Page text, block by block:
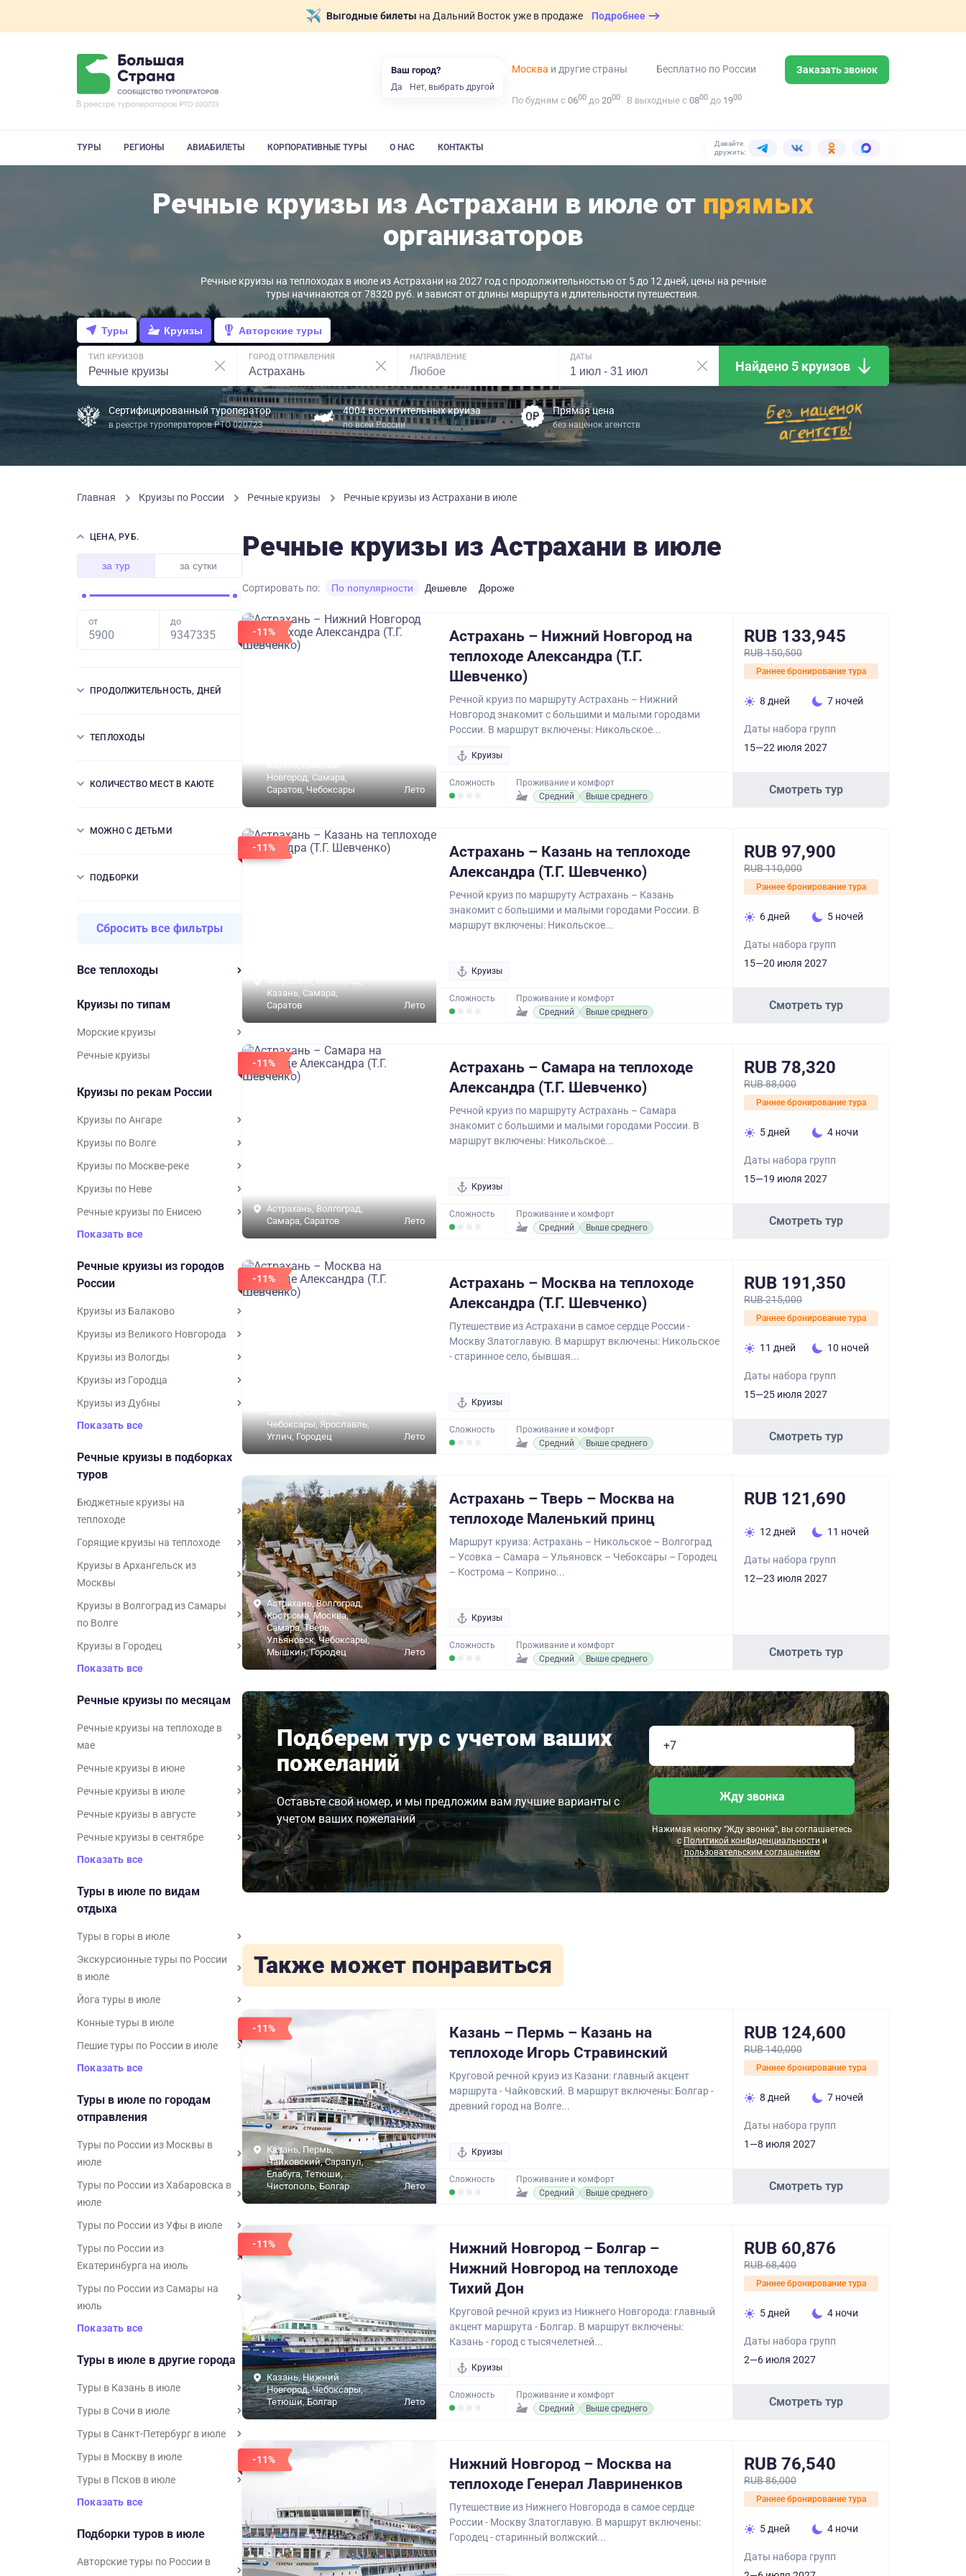
Выгодные билеты на Дальний Восток уже в продаже Подробнее
Москва и другие страны Бесплатно по России Заказать звонок
По будням с 0600 до 2000 В выходные с 0800 до 1900
ТУРЫ РЕГИОНЫ АВИАБИЛЕТЫ КОРПОРАТИВНЫЕ ТУРЫ О НАС КОНТАКТЫ
Давайте
дружить:
Речные круизы из Астрахани в июле от прямых
организаторов
Речные круизы на теплоходах в июле из Астрахани на 2027 год с продолжительностью от 5 до 12 дней, цены на речные
туры начинаются от 78320 руб. и зависят от длины маршрута и длительности путешествия.
Туры Круизы Авторские туры
ТИП КРУИЗОВ ГОРОД ОТПРАВЛЕНИЯ НАПРАВЛЕНИЕ ДАТЫ
Найдено 5 круизов
Сертифицированный туроператор
в реестре туроператоров РТО 020723
4004 восхитительных круиза
по всей России
Прямая цена
без наценок агентств
Главная Круизы по России Речные круизы Речные круизы из Астрахани в июле
ЦЕНА, РУБ.
за тур за сутки
от до
ПРОДОЛЖИТЕЛЬНОСТЬ, ДНЕЙ
ТЕПЛОХОДЫ
КОЛИЧЕСТВО МЕСТ В КАЮТЕ
МОЖНО С ДЕТЬМИ
ПОДБОРКИ
Сбросить все фильтры
Все теплоходы
Круизы по типам
Морские круизы
Речные круизы
Круизы по рекам России
Круизы по Ангаре
Круизы по Волге
Круизы по Москве-реке
Круизы по Неве
Речные круизы по Енисею
Показать все
Речные круизы из городов
России
Круизы из Балаково
Круизы из Великого Новгорода
Круизы из Вологды
Круизы из Городца
Круизы из Дубны
Показать все
Речные круизы в подборках
туров
Бюджетные круизы на
теплоходе
Горящие круизы на теплоходе
Круизы в Архангельск из
Москвы
Круизы в Волгоград из Самары
по Волге
Круизы в Городец
Показать все
Речные круизы по месяцам
Речные круизы на теплоходе в
мае
Речные круизы в июне
Речные круизы в июле
Речные круизы в августе
Речные круизы в сентябре
Показать все
Туры в июле по видам
отдыха
Туры в горы в июле
Экскурсионные туры по России
в июле
Йога туры в июле
Конные туры в июле
Пешие туры по России в июле
Показать все
Туры в июле по городам
отправления
Туры по России из Москвы в
июле
Туры по России из Хабаровска в
июле
Туры по России из Уфы в июле
Туры по России из
Екатеринбурга на июль
Туры по России из Самары на
июль
Показать все
Туры в июле в другие города
Туры в Казань в июле
Туры в Сочи в июле
Туры в Санкт-Петербург в июле
Туры в Москву в июле
Туры в Псков в июле
Показать все
Подборки туров в июле
Авторские туры по России в
Речные круизы из Астрахани в июле
Сортировать по: По популярности Дешевле Дороже
-11%
Новгород, Самара,
Саратов, Чебоксары
Лето
Астрахань – Нижний Новгород на
теплоходе Александра (Т.Г.
Шевченко)
Речной круиз по маршруту Астрахань – Нижний
Новгород знакомит с большими и малыми городами
России. В маршрут включены: Никольское...
Круизы
Сложность
Проживание и комфорт
Средний
Выше среднего
RUB 133,945
RUB 150,500
Раннее бронирование тура
8 дней 7 ночей
Даты набора групп
15—22 июля 2027
Смотреть тур
-11%
Казань, Самара,
Саратов
Лето
Астрахань – Казань на теплоходе
Александра (Т.Г. Шевченко)
Речной круиз по маршруту Астрахань – Казань
знакомит с большими и малыми городами России. В
маршрут включены: Никольское...
Круизы
Сложность
Проживание и комфорт
Средний
Выше среднего
RUB 97,900
RUB 110,000
Раннее бронирование тура
6 дней 5 ночей
Даты набора групп
15—20 июля 2027
Смотреть тур
-11%
Астрахань, Волгоград,
Самара, Саратов
Лето
Астрахань – Самара на теплоходе
Александра (Т.Г. Шевченко)
Речной круиз по маршруту Астрахань – Самара
знакомит с большими и малыми городами России. В
маршрут включены: Никольское...
Круизы
Сложность
Проживание и комфорт
Средний
Выше среднего
RUB 78,320
RUB 88,000
Раннее бронирование тура
5 дней 4 ночи
Даты набора групп
15—19 июля 2027
Смотреть тур
-11%
Чебоксары, Ярославль,
Углич, Городец
Лето
Астрахань – Москва на теплоходе
Александра (Т.Г. Шевченко)
Путешествие из Астрахани в самое сердце России -
Москву Златоглавую. В маршрут включены: Никольское
- старинное село, бывшая...
Круизы
Сложность
Проживание и комфорт
Средний
Выше среднего
RUB 191,350
RUB 215,000
Раннее бронирование тура
11 дней 10 ночей
Даты набора групп
15—25 июля 2027
Смотреть тур
Астрахань, Волгоград,
Кострома, Москва,
Самара, Тверь,
Ульяновск, Чебоксары,
Мышкин, Городец
Лето
Астрахань – Тверь – Москва на
теплоходе Маленький принц
Маршрут круиза: Астрахань – Никольское – Волгоград
– Усовка – Самара – Ульяновск – Чебоксары – Городец
– Кострома – Коприно...
Круизы
Сложность
Проживание и комфорт
Средний
Выше среднего
RUB 121,690
12 дней 11 ночей
Даты набора групп
12—23 июля 2027
Смотреть тур
Подберем тур с учетом ваших
пожеланий
Оставьте свой номер, и мы предложим вам лучшие варианты с
учетом ваших пожеланий
Жду звонка
Нажимая кнопку “Жду звонка”, вы соглашаетесь
сПолитикой конфиденциальности и
пользовательским соглашением
Также может понравиться
-11%
Казань, Пермь,
Чайковский, Сарапул,
Елабуга, Тетюши,
Чистополь, Болгар
Лето
Казань – Пермь – Казань на
теплоходе Игорь Стравинский
Круговой речной круиз из Казани: главный акцент
маршрута - Чайковский. В маршрут включены: Болгар -
древний город на Волге...
Круизы
Сложность
Проживание и комфорт
Средний
Выше среднего
RUB 124,600
RUB 140,000
Раннее бронирование тура
8 дней 7 ночей
Даты набора групп
1—8 июля 2027
Смотреть тур
-11%
Казань, Нижний
Новгород, Чебоксары,
Тетюши, Болгар
Лето
Нижний Новгород – Болгар –
Нижний Новгород на теплоходе
Тихий Дон
Круговой речной круиз из Нижнего Новгорода: главный
акцент маршрута - Болгар. В маршрут включены:
Казань - город с тысячелетней...
Круизы
Сложность
Проживание и комфорт
Средний
Выше среднего
RUB 60,876
RUB 68,400
Раннее бронирование тура
5 дней 4 ночи
Даты набора групп
2—6 июля 2027
Смотреть тур
-11%
Нижний Новгород – Москва на
теплоходе Генерал Лавриненков
Путешествие из Нижнего Новгорода в самое сердце
России - Москву Златоглавую. В маршрут включены:
Городец - старинный волжский...
RUB 76,540
RUB 86,000
Раннее бронирование тура
5 дней 4 ночи
Даты набора групп
Ваш город?
Да Нет, выбрать другой